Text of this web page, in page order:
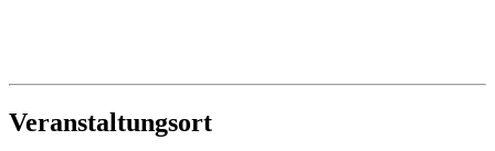
Veranstaltungsort